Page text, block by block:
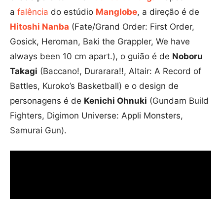
a falência do estúdio Manglobe, a direção é de
Hitoshi Nanba (Fate/Grand Order: First Order,
Gosick, Heroman, Baki the Grappler, We have
always been 10 cm apart.), o guião é de Noboru
Takagi (Baccano!, Durarara!!, Altair: A Record of
Battles, Kuroko’s Basketball) e o design de
personagens é de Kenichi Ohnuki (Gundam Build
Fighters, Digimon Universe: Appli Monsters,
Samurai Gun).